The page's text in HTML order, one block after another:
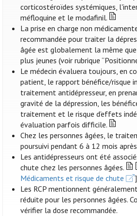
corticostéroïdes systémiques,
méfloquine et le modafinil.
La prise en charge non
recommandée pour traiter la
âgée est globalement la même
plus jeunes (voir rubrique
Le médecin évaluera toujours, en
patient, le rapport bénéfice/risque
traitement antidépresseur, en
gravité de la dépression, les
traitement et le risque d’effets
évaluation parfois difficile.
Chez les personnes âgées, le
poursuivi pendant 6 à 12 mois
Les antidépresseurs ont été
chute chez les personnes âgées.
Médicaments et risque de chute
]
Les RCP mentionnent
réduite pour les personnes âgées.
vérifier la dose recommandée.